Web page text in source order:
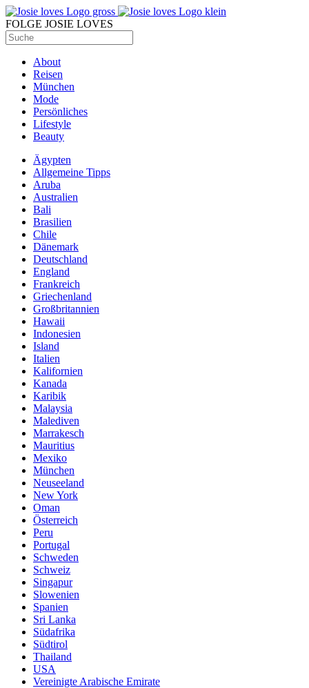
FOLGE JOSIE LOVES
About
Reisen
München
Mode
Persönliches
Lifestyle
Beauty
Ägypten
Allgemeine Tipps
Aruba
Australien
Bali
Brasilien
Chile
Dänemark
Deutschland
England
Frankreich
Griechenland
Großbritannien
Hawaii
Indonesien
Island
Italien
Kalifornien
Kanada
Karibik
Malaysia
Malediven
Marrakesch
Mauritius
Mexiko
München
Neuseeland
New York
Oman
Österreich
Peru
Portugal
Schweden
Schweiz
Singapur
Slowenien
Spanien
Sri Lanka
Südafrika
Südtirol
Thailand
USA
Vereinigte Arabische Emirate